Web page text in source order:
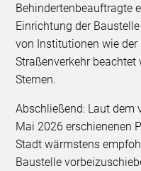
Behindertenbeauftragte
Einrichtung der
von Institutionen wie
Straßenverkehr
Sternen.
Abschließend: Laut dem
Mai 2026 erschienenen
Stadt wärmstens
Baustelle